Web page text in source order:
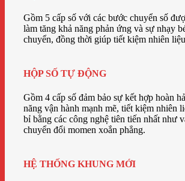
Gồm 5 cấp số với các bước chuyển số
làm tăng khả năng phản ứng và sự nhạy
chuyển, đồng thời giúp tiết kiệm nhiên
HỘP SỐ TỰ ĐỘNG
Gồm 4 cấp số đảm bảo sự kết hợp hoàn
năng vận hành mạnh mẽ, tiết kiệm nhiên
bỉ bằng các công nghệ tiên tiến nhất như
chuyển đổi momen xoắn phẳng.
HỆ THỐNG KHUNG MỚI